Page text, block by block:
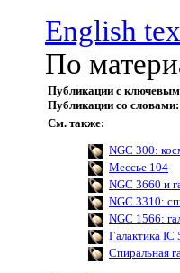
English
По
Публикации с
Публикации со словами:
См. также:
NGC 300:
Мессье 104
NGC 3660 и
NGC 3310:
NGC 1566:
Галактика
Спиральная